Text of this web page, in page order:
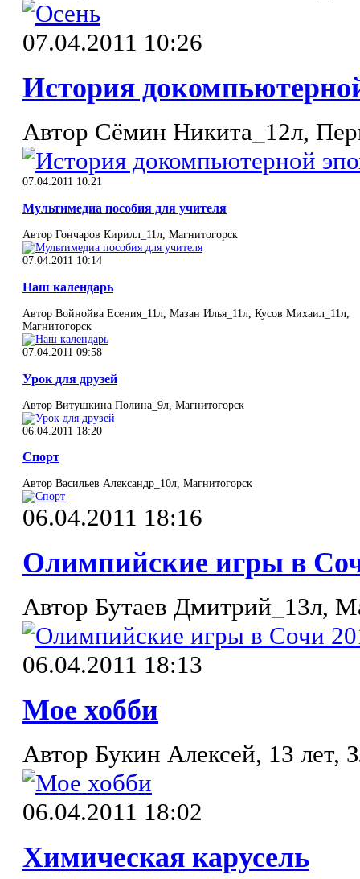
07.04.2011 10:26
История
Автор Сёмин Никита_12л,
07.04.2011 10:21
Мультимедиа пособия для учителя
Автор Гончаров Кирилл_11л, Магнитогорск
07.04.2011 10:14
Наш календарь
Автор Войнойва Есения_11л, Мазан Илья_11л, Кусов Михаил_11л,
Магнитогорск
07.04.2011 09:58
Урок для друзей
Автор Витушкина Полина_9л, Магнитогорск
06.04.2011 18:20
Спорт
Автор Васильев Александр_10л, Магнитогорск
06.04.2011 18:16
Олимпийские игры в
Автор Бутаев Дмитрий_13л,
06.04.2011 18:13
Мое хобби
Автор Букин Алексей, 13 лет,
06.04.2011 18:02
Химическая карусель